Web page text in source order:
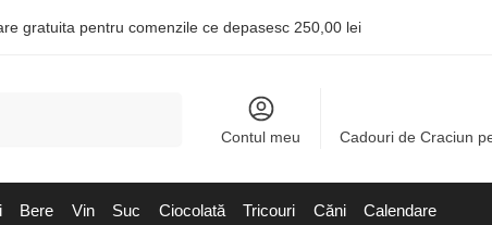
gratuita pentru comenzile ce depasesc 250,00 lei
Contul meu Cadouri de Craciun
Bere Vin Suc Ciocolată Tricouri Căni Calendare